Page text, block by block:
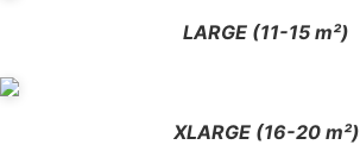
LARGE (11-15 m²)
XLARGE (16-20 m²)